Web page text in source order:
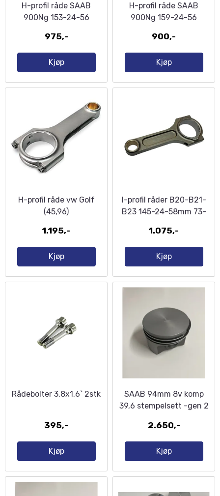
H-profil råde SAAB
900Ng 153-24-56
975,-
Kjøp
H-profil råde SAAB
900Ng 159-24-56
900,-
Kjøp
H-profil råde vw Golf
(45,96)
1.195,-
Kjøp
I-profil råder B20-B21-
B23 145-24-58mm 73-
1.075,-
Kjøp
Rådebolter 3,8x1,6` 2stk
395,-
Kjøp
SAAB 94mm 8v komp
39,6 stempelsett -gen 2
2.650,-
Kjøp